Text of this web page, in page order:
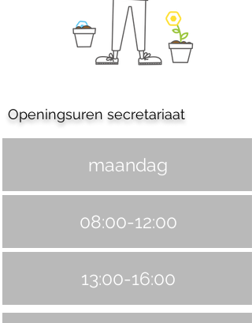
Openingsuren secretariaat
maandag
08:00-12:00
13:00-16:00